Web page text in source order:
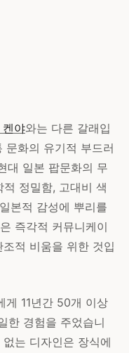
야와는 다른 갈래입
문화의 유기적 부드러
대 일본 팝문화의 무
정밀함, 고대비 색
본적 감성에 뿌리를
즉각적 커뮤니케이
적 비움을 위한 것입
게 11년간 50개 이상
한 경험을 주었습니
는 디자인은 장식에